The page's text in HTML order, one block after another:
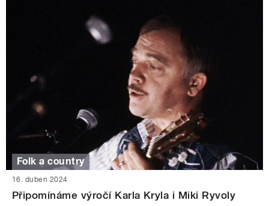
Folk a country
16. duben 2024
Připomínáme výročí Karla Kryla i Miki Ryvoly